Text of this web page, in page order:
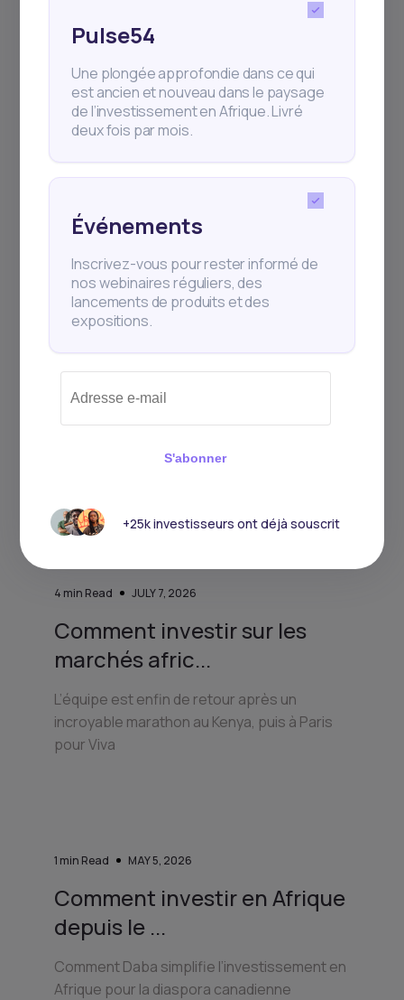
comptables. Veuillez consulter un professionnel qualifié
pour ce type de service.
Partager cette publication
4 min Read JULY 7, 2026
Comment investir sur les
marchés afric...
L’équipe est enfin de retour après un
incroyable marathon au Kenya, puis à Paris
pour Viva
1 min Read MAY 5, 2026
Comment investir en Afrique
depuis le ...
Comment Daba simplifie l’investissement en
Afrique pour la diaspora canadienne
Pulse54
Une plongée approfondie dans ce qui
est ancien et nouveau dans le paysage
de l’investissement en Afrique. Livré
deux fois par mois.
Événements
Inscrivez-vous pour rester informé de
nos webinaires réguliers, des
lancements de produits et des
expositions.
S'abonner
+25k investisseurs ont déjà souscrit